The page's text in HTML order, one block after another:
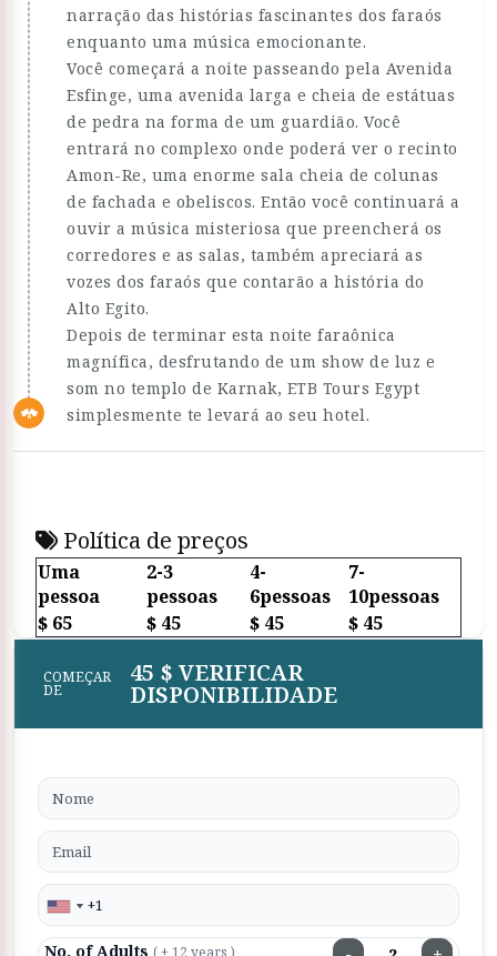
narração das histórias fascinantes dos faraós
enquanto uma música emocionante.
Você começará a noite passeando pela Avenida
Esfinge, uma avenida larga e cheia de estátuas
de pedra na forma de um guardião. Você
entrará no complexo onde poderá ver o recinto
Amon-Re, uma enorme sala cheia de colunas
de fachada e obeliscos. Então você continuará a
ouvir a música misteriosa que preencherá os
corredores e as salas, também apreciará as
vozes dos faraós que contarão a história do
Alto Egito.
Depois de terminar esta noite faraônica
magnífica, desfrutando de um show de luz e
som no templo de Karnak, ETB Tours Egypt
simplesmente te levará ao seu hotel.
Política de preços
Uma
pessoa
2-3
pessoas
4-
6pessoas
7-
10pessoas
$ 65
$ 45 $ 45 $ 45
COMEÇAR
DE
45 $ VERIFICAR
DISPONIBILIDADE
No. of Adults ( + 12 years )